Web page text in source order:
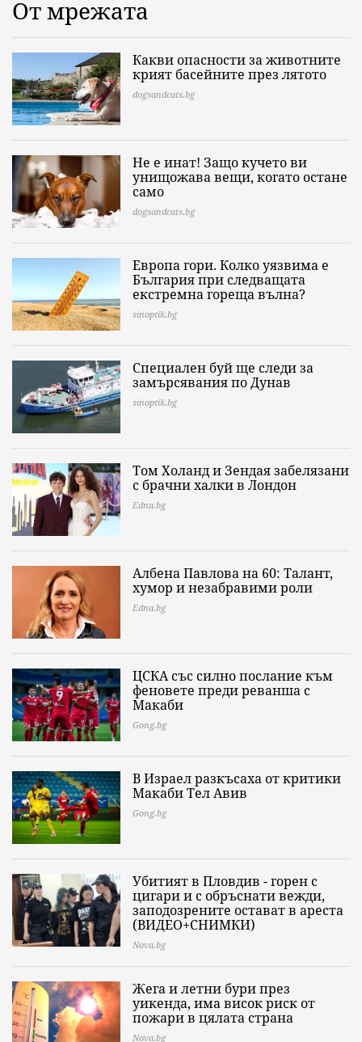
От мрежата
Какви опасности за животните
крият басейните през лятото
dogsandcats.bg
Не е инат! Защо кучето ви
унищожава вещи, когато остане
само
dogsandcats.bg
Европа гори. Колко уязвима е
България при следващата
екстремна гореща вълна?
sinoptik.bg
Специален буй ще следи за
замърсявания по Дунав
sinoptik.bg
Том Холанд и Зендая забелязани
с брачни халки в Лондон
Edna.bg
Албена Павлова на 60: Талант,
хумор и незабравими роли
Edna.bg
ЦСКА със силно послание към
феновете преди реванша с
Макаби
Gong.bg
В Израел разкъсаха от критики
Макаби Тел Авив
Gong.bg
Убитият в Пловдив - горен с
цигари и с обръснати вежди,
заподозрените остават в ареста
(ВИДЕО+СНИМКИ)
Nova.bg
Жега и летни бури през
уикенда, има висок риск от
пожари в цялата страна
Nova.bg